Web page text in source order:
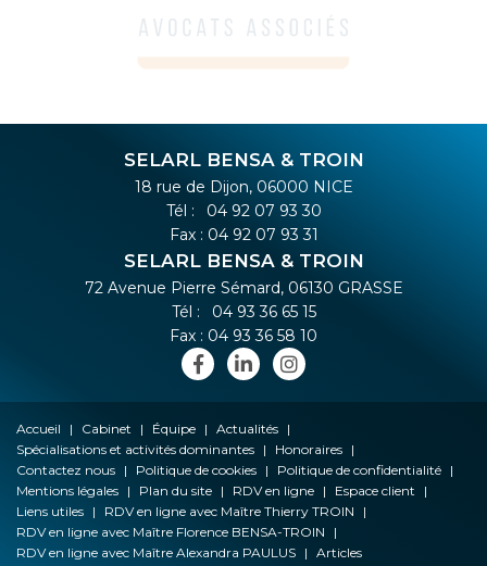
SELARL BENSA & TROIN
18 rue de Dijon, 06000 NICE
Tél :
04 92 07 93 30
Fax : 04 92 07 93 31
SELARL BENSA & TROIN
72 Avenue Pierre Sémard, 06130 GRASSE
Tél :
04 93 36 65 15
Fax : 04 93 36 58 10
Accueil Cabinet Équipe
Actualités
Spécialisations et activités dominantes
Honoraires
Contactez nous
Politique de cookies
Politique de confidentialité
Mentions légales
Plan du site RDV en ligne
Espace client
Liens utiles
RDV en ligne avec Maître Thierry TROIN
RDV en ligne avec Maître Florence BENSA-TROIN
RDV en ligne avec Maître Alexandra PAULUS
Articles